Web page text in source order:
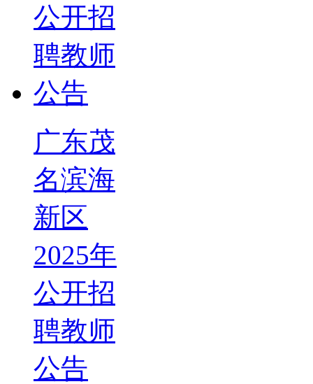
广东茂
名滨海
新区
2025年
公开招
聘教师
公告